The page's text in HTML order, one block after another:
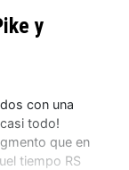
y
con una
todo!
que en
tiempo RS